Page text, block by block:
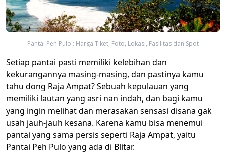
Pantai Peh Pulo : Harga Tiket, Foto, Lokasi, Fasilitas dan Spot
Setiap pantai pasti memiliki kelebihan dan
kekurangannya masing-masing, dan pastinya kamu
tahu dong Raja Ampat? Sebuah kepulauan yang
memiliki lautan yang asri nan indah, dan bagi kamu
yang ingin melihat dan merasakan sensasi disana gak
usah jauh-jauh kesana. Karena kamu bisa menemui
pantai yang sama persis seperti Raja Ampat, yaitu
Pantai Peh Pulo yang ada di Blitar.